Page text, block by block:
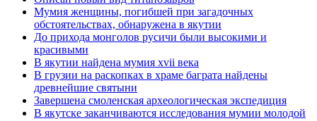
Мумия женщины, погибшей при загадочных
обстоятельствах, обнаружена в якутии
До прихода монголов русичи были высокими и
красивыми
В якутии найдена мумия xvii века
В грузии на раскопках в храме баграта найдены
древнейшие святыни
Завершена смоленская археологическая экспедиция
В якутске заканчиваются исследования мумии молодой